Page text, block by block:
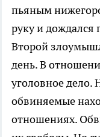
пьяным
руку и дождался
Второй
день. В
уголовное дело.
обвиняемые
отношениях.